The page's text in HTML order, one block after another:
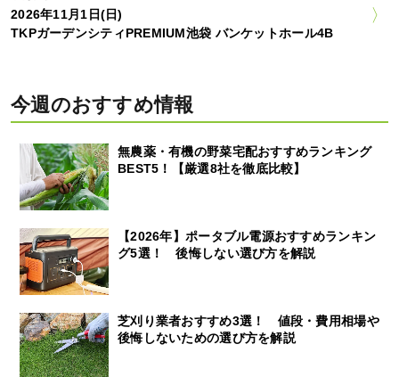
2026年11月1日(日)
TKPガーデンシティPREMIUM池袋 バンケットホール4B
今週のおすすめ情報
無農薬・有機の野菜宅配おすすめランキング
BEST5！【厳選8社を徹底比較】
【2026年】ポータブル電源おすすめランキン
グ5選！ 後悔しない選び方を解説
芝刈り業者おすすめ3選！ 値段・費用相場や
後悔しないための選び方を解説